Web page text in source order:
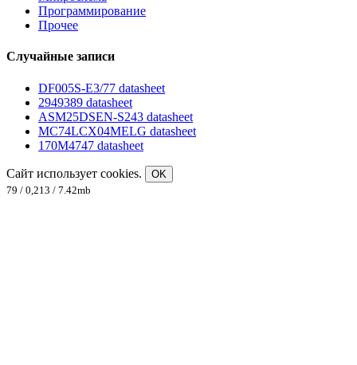
Программирование
Прочее
Случайные записи
DF005S-E3/77 datasheet
2949389 datasheet
ASM25DSEN-S243 datasheet
MC74LCX04MELG datasheet
170M4747 datasheet
Сайт использует cookies.
OK
79 / 0,213 / 7.42mb